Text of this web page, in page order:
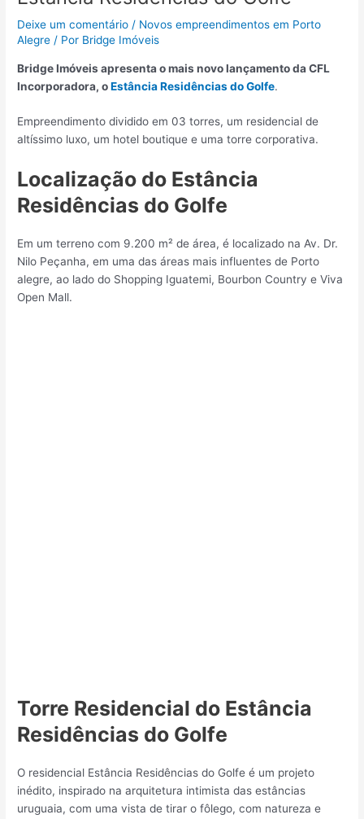
Deixe um comentário / Novos empreendimentos em Porto
Alegre / Por Bridge Imóveis
Bridge Imóveis apresenta o mais novo lançamento da CFL
Incorporadora, oEstância Residências do Golfe.
Empreendimento dividido em 03 torres, um residencial de
altíssimo luxo, um hotel boutique e uma torre corporativa.
Localização do Estância
Residências do Golfe
Em um terreno com 9.200 m² de área, é localizado na Av. Dr.
Nilo Peçanha, em uma das áreas mais influentes de Porto
alegre, ao lado do Shopping Iguatemi, Bourbon Country e Viva
Open Mall.
Torre Residencial do Estância
Residências do Golfe
O residencial Estância Residências do Golfe é um projeto
inédito, inspirado na arquitetura intimista das estâncias
uruguaia, com uma vista de tirar o fôlego, com natureza e